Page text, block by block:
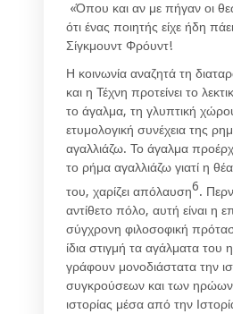
«Όπου και αν με πήγαν οι
ότι ένας ποιητής είχε ήδη
Σίγκμουντ Φρόυντ!
Η κοινωνία αναζητά τη
και η Τέχνη προτείνει το
το άγαλμα, τη γλυπτική
ετυμολογική συνέχεια της
αγαλλιάζω. Το άγαλμα
το ρήμα αγαλλιάζω γιατί η
του, χαρίζει απόλαυση6.
αντίθετο πόλο, αυτή είναι η
σύγχρονη φιλοσοφική
ίδια στιγμή τα αγάλματα
γράφουν μονοδιάστατα την
συγκρούσεων και των
ιστορίας μέσα από την